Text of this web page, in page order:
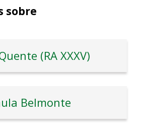
sobre
(RA XXXV)
Belmonte